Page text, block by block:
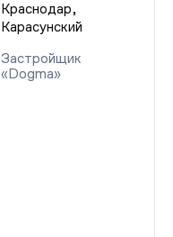
Краснодар,
Карасунский
Застройщик
«Dogma»